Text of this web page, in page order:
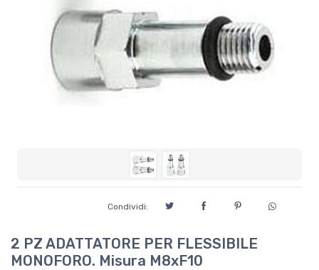
Condividi:
2 PZ ADATTATORE PER FLESSIBILE
MONOFORO. Misura M8xF10